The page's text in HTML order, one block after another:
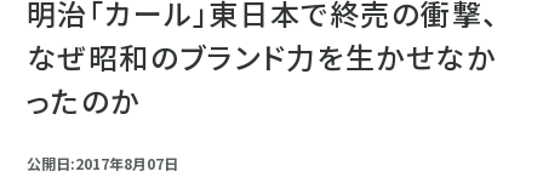
明治「カール」東日本で終売の衝撃、
なぜ昭和のブランド力を生かせなか
ったのか
公開日:2017年8月07日